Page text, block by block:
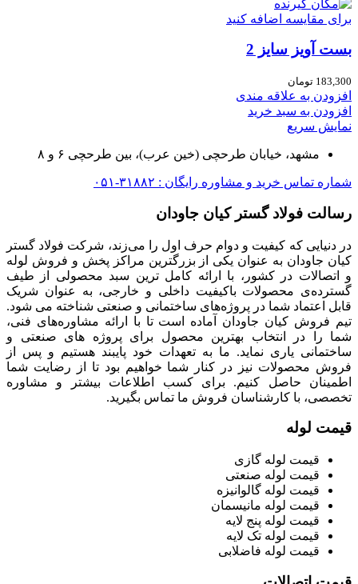
برای مقایسه اضافه کنید
بست آویز سایز 2
183,300 تومان
افزودن به علاقه مندی
افزودن به سبد خرید
نمایش سریع
مشهد، خیابان طرحچی (خین عرب)، بین طرحچی ۶ و ۸
شماره تماس خرید و مشاوره رایگان : ۳۱۸۸۲-۰۵۱
رسالت فولاد گستر کیان جاودان
در دنیایی که کیفیت و دوام حرف اول را می‌زند، شرکت فولاد گستر
کیان جاودان به عنوان یکی از بزرگترین مراکز پخش و فروش لوله
و اتصالات در کشور، با ارائه کامل ترین سبد محصولی از طیف
گسترده‌‌ی محصولات باکیفیت داخلی و خارجی، به عنوان شریک
قابل اعتماد شما در پروژه‌های ساختمانی و صنعتی شناخته می شود.
تیم فروش کیان جاودان آماده است تا با ارائه مشاوره‌های فنی،
شما را در انتخاب بهترین محصول برای پروژه های صنعتی و
ساختمانی یاری نماید. ما به تعهدات خود پایبند هستیم و پس از
فروش محصولات نیز در کنار شما خواهیم بود تا از رضایت شما
اطمینان حاصل کنیم. برای کسب اطلاعات بیشتر و مشاوره
تخصصی، با کارشناسان فروش ما تماس بگیرید.
قیمت لوله
قیمت لوله گازی
قیمت لوله صنعتی
قیمت لوله گالوانیزه
قیمت لوله مانیسمان
قیمت لوله پنج لایه
قیمت لوله تک لایه
قیمت لوله فاضلابی